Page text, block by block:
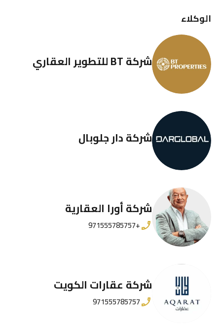
الوكلاء
شركة BT للتطوير العقاري
شركة دار جلوبال
شركة أورا العقارية
+971555785757
شركة عقارات الكويت
971555785757